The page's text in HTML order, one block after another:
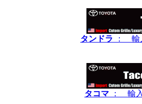
タンドラ ： 輸
タコマ ： 輸